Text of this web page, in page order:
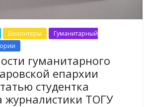
Волонтеры
Гуманитарный
гуманитарного
епархии
студентка
журналистики ТОГУ